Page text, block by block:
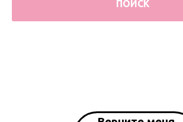
ПОИСК